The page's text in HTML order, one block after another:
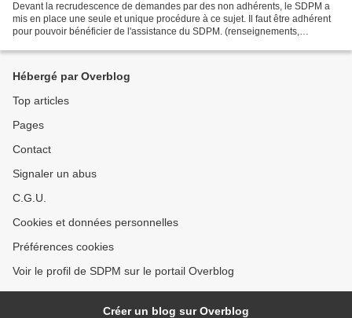
Devant la recrudescence de demandes par des non adhérents, le SDPM a
mis en place une seule et unique procédure à ce sujet. Il faut être adhérent
pour pouvoir bénéficier de l'assistance du SDPM. (renseignements,
Hébergé par Overblog
Top articles
Pages
Contact
Signaler un abus
C.G.U.
Cookies et données personnelles
Préférences cookies
Voir le profil de SDPM sur le portail Overblog
Créer un blog sur Overblog